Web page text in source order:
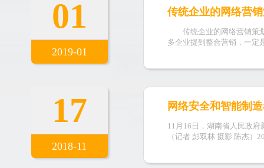
01
2019-01
传统企业的网络营
传统企业的网络营销策划
多企业提到整合营销，一定
17
2018-11
网络安全和智能制
11月16日，湖南省人民政
（记者 彭双林 摄影 陈杰）